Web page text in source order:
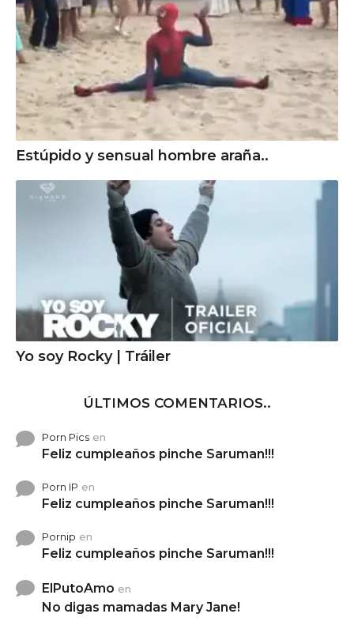
Estúpido y sensual hombre araña..
Yo soy Rocky | Tráiler
ÚLTIMOS COMENTARIOS..
Porn Pics en
Feliz cumpleaños pinche Saruman!!!
Porn IP en
Feliz cumpleaños pinche Saruman!!!
Pornip en
Feliz cumpleaños pinche Saruman!!!
ElPutoAmo en
No digas mamadas Mary Jane!